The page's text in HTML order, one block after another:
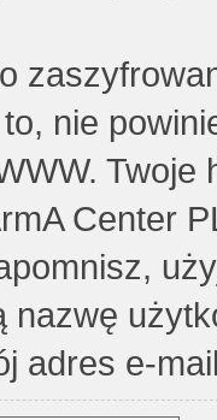
nie
Twoje
Center
nazwę
adres e-